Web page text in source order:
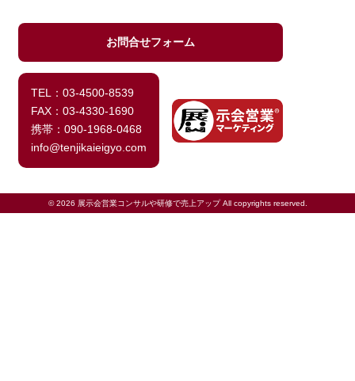
お問合せフォーム
TEL：03-4500-8539
FAX：03-4330-1690
携帯：090-1968-0468
info@tenjikaieigyo.com
© 2026 展示会営業コンサルや研修で売上アップ All copyrights reserved.